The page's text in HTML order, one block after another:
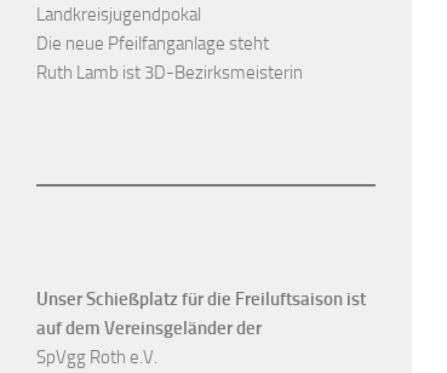
Landkreisjugendpokal
Die neue Pfeilfanganlage steht
Ruth Lamb ist 3D-Bezirksmeisterin
Unser Schießplatz für die Freiluftsaison ist
auf dem Vereinsgeländer der
SpVgg Roth e.V.